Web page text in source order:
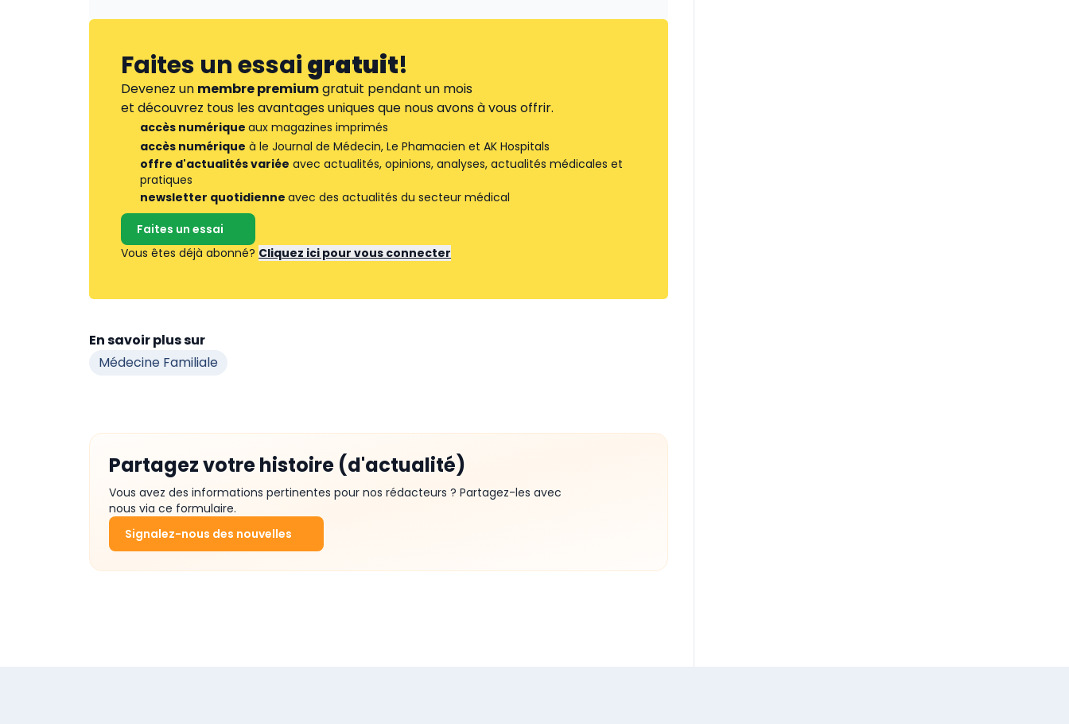
Faites un essaigratuit!
Devenez un membre premiumgratuit pendant un mois
et découvrez tous les avantages uniques que nous avons à vous offrir.
accès numérique aux magazines imprimés
accès numérique à le Journal de Médecin, Le Phamacien et AK Hospitals
offre d'actualités variée avec actualités, opinions, analyses, actualités médicales et
pratiques
newsletter quotidienne avec des actualités du secteur médical
Faites un essai
Vous êtes déjà abonné? Cliquez ici pour vous connecter
En savoir plus sur
Médecine Familiale
Partagez votre histoire (d'actualité)
Vous avez des informations pertinentes pour nos rédacteurs ? Partagez-les avec
nous via ce formulaire.
Signalez-nous des nouvelles